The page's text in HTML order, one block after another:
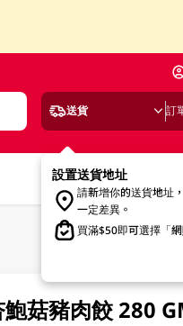
送貨 訂
設置送貨地址
請新增你的送貨地址
一定差異。
買滿$50即可選擇「
菇豬肉餃 280